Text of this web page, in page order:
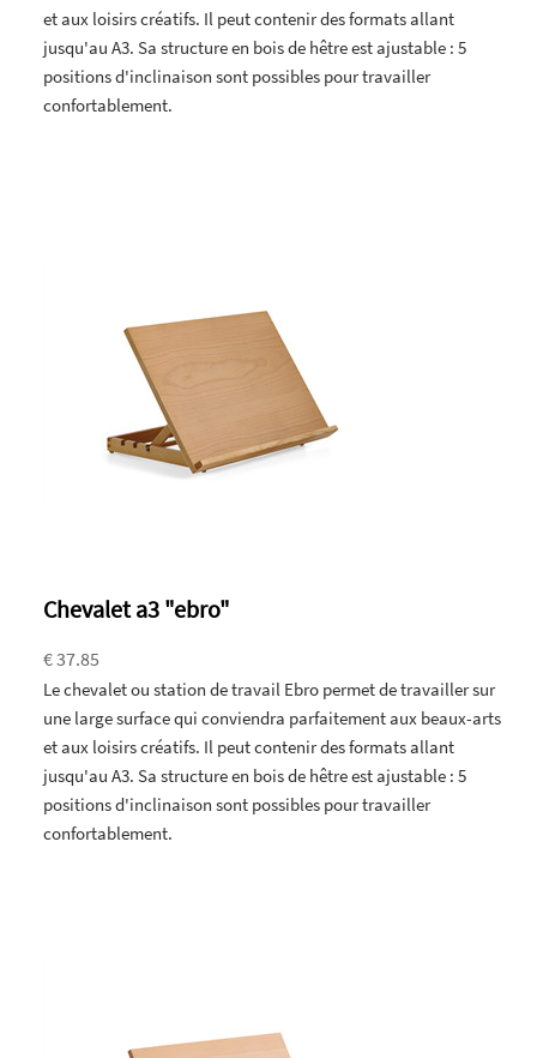
et aux loisirs créatifs. Il peut contenir des formats allant
jusqu'au A3. Sa structure en bois de hêtre est ajustable : 5
positions d'inclinaison sont possibles pour travailler
confortablement.
Chevalet a3 "ebro"
€ 37.85
Le chevalet ou station de travail Ebro permet de travailler sur
une large surface qui conviendra parfaitement aux beaux-arts
et aux loisirs créatifs. Il peut contenir des formats allant
jusqu'au A3. Sa structure en bois de hêtre est ajustable : 5
positions d'inclinaison sont possibles pour travailler
confortablement.